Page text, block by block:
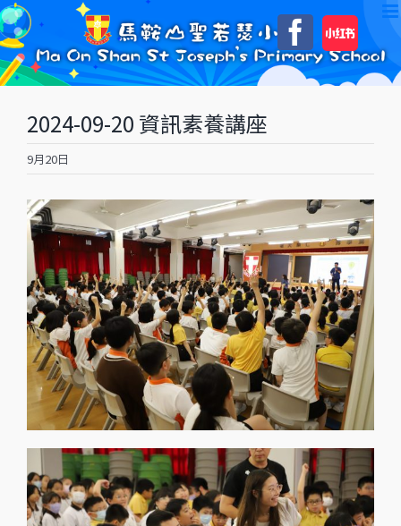
Skip
to
content
自
訂
2024-09-20 資訊素養講座
9月20日